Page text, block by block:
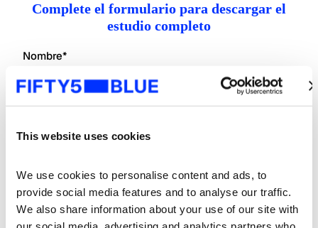
This website uses cookies
We use cookies to personalise content and ads, to
provide social media features and to analyse our traffic.
We also share information about your use of our site with
Complete el formulario para descargar el
estudio completo
Nombre*
Apellido*
Empresa*